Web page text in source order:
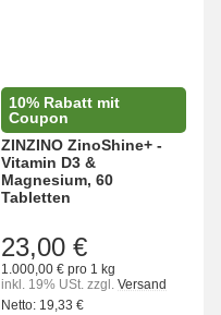
10% Rabatt mit
Coupon
ZINZINO ZinoShine+ -
Vitamin D3 &
Magnesium, 60
Tabletten
23,00 €
1.000,00 € pro 1 kg
inkl. 19% USt. zzgl. Versand
Netto: 19,33 €